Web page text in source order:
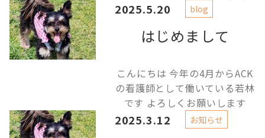
はじめまして
2025.5.20 blog
こんにちは 今年の4月からACK
の看護師として働いている若林
です よろしくお願いします
2025.3.12 お知らせ